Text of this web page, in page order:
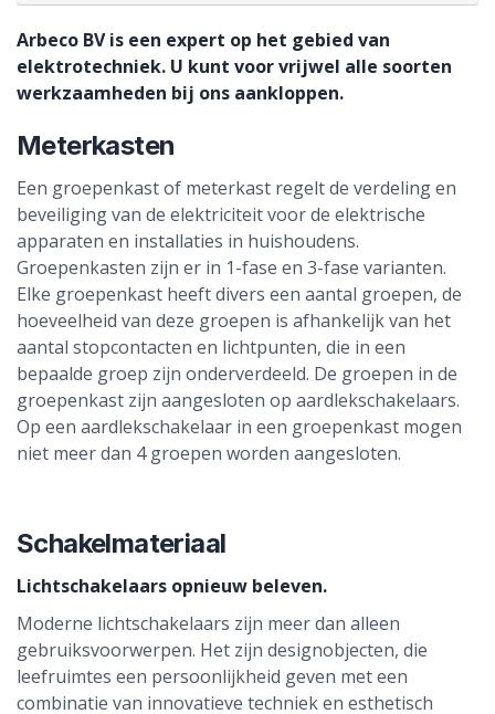
Arbeco BV is een expert op het gebied van
elektrotechniek. U kunt voor vrijwel alle soorten
werkzaamheden bij ons aankloppen.
Meterkasten
Een groepenkast of meterkast regelt de verdeling en
beveiliging van de elektriciteit voor de elektrische
apparaten en installaties in huishoudens.
Groepenkasten zijn er in 1-fase en 3-fase varianten.
Elke groepenkast heeft divers een aantal groepen, de
hoeveelheid van deze groepen is afhankelijk van het
aantal stopcontacten en lichtpunten, die in een
bepaalde groep zijn onderverdeeld. De groepen in de
groepenkast zijn aangesloten op aardlekschakelaars.
Op een aardlekschakelaar in een groepenkast mogen
niet meer dan 4 groepen worden aangesloten.
Schakelmateriaal
Lichtschakelaars opnieuw beleven.
Moderne lichtschakelaars zijn meer dan alleen
gebruiksvoorwerpen. Het zijn designobjecten, die
leefruimtes een persoonlijkheid geven met een
combinatie van innovatieve techniek en esthetisch